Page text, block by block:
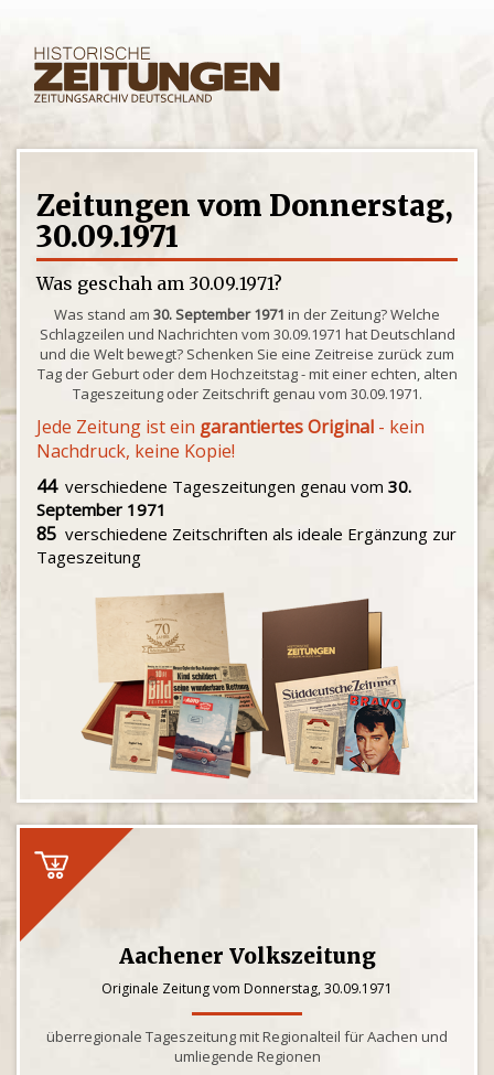
Zeitungen vom Donnerstag,
30.09.1971
Was geschah am 30.09.1971?
Was stand am 30. September 1971 in der Zeitung? Welche
Schlagzeilen und Nachrichten vom 30.09.1971 hat Deutschland
und die Welt bewegt? Schenken Sie eine Zeitreise zurück zum
Tag der Geburt oder dem Hochzeitstag - mit einer echten, alten
Tageszeitung oder Zeitschrift genau vom 30.09.1971.
Jede Zeitung ist ein garantiertes Original - kein
Nachdruck, keine Kopie!
44verschiedene Tageszeitungen genau vom 30.
September 1971
85 verschiedene Zeitschriften als ideale Ergänzung zur
Tageszeitung
Aachener Volkszeitung
Originale Zeitung vom Donnerstag, 30.09.1971
überregionale Tageszeitung mit Regionalteil für Aachen und
umliegende Regionen